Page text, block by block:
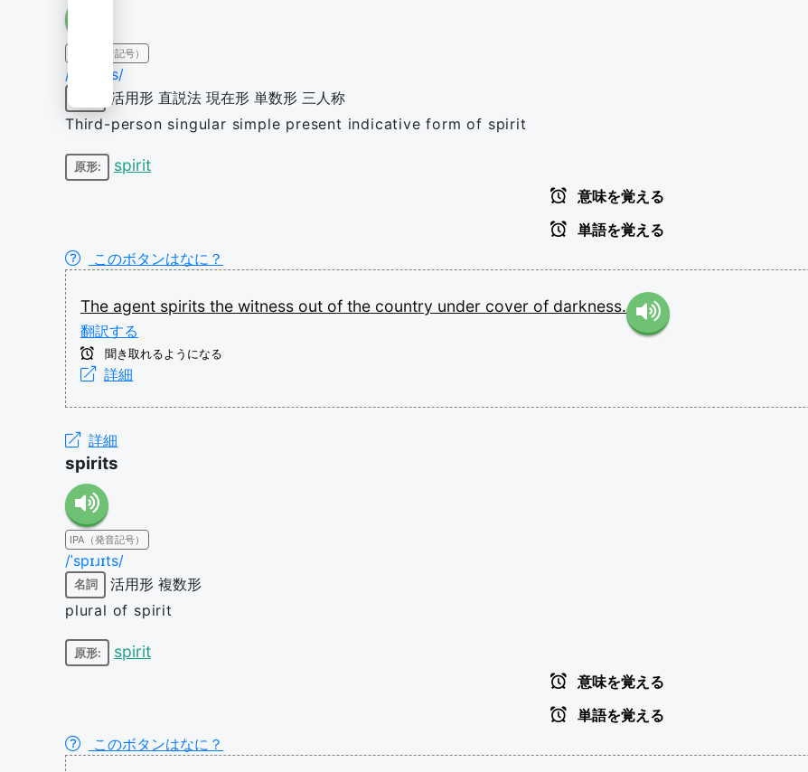
IPA（発音記号）
/ˈspɪɹɪts/
活用形 直説法 現在形 単数形 三人称
Third-person singular simple present indicative form of spirit
原形: spirit
意味を覚える
単語を覚える
このボタンはなに？
The agent spirits the witness out of the country under cover of darkness.
翻訳する
聞き取れるようになる
詳細
詳細
spirits
IPA（発音記号）
/ˈspɪɹɪts/
名詞 活用形 複数形
plural of spirit
原形: spirit
意味を覚える
単語を覚える
このボタンはなに？